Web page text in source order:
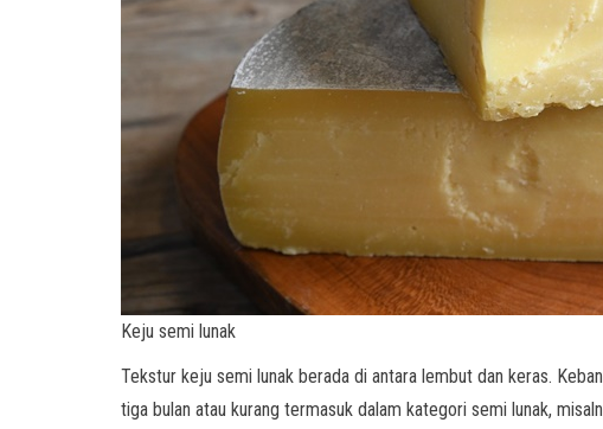
Keju semi lunak
Tekstur keju semi lunak berada di antara lembut dan keras.
tiga bulan atau kurang termasuk dalam kategori semi lunak,